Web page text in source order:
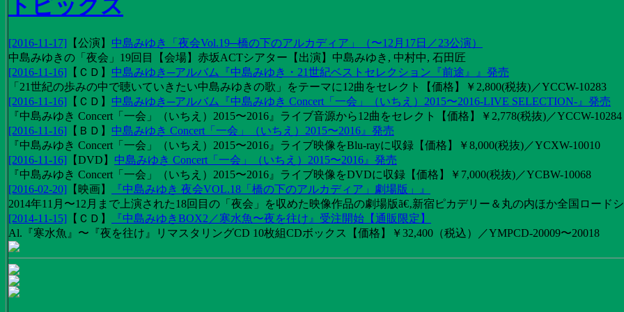
トピックス
[2016-11-17] 【公演】 中島みゆき「夜会Vol.19─橋の下のアルカディア」（〜12月17日／23公演）
中島みゆきの「夜会」19回目【会場】赤坂ACTシアター【出演】中島みゆき, 中村中, 石田匠
[2016-11-16] 【 ＣＤ 】 中島みゆき─アルバム『中島みゆき・21世紀ベストセレクション『前途』』発売
「21世紀の歩みの中で聴いていきたい中島みゆきの歌」をテーマに12曲をセレクト【価格】￥2,800(税抜)／YCCW-10283
[2016-11-16] 【 ＣＤ 】 中島みゆき─アルバム『中島みゆき Concert「一会」（いちえ）2015〜2016-LIVE SELECTION-』発売
『中島みゆき Concert「一会」（いちえ）2015〜2016』ライブ音源から12曲をセレクト【価格】￥2,778(税抜)／YCCW-10284
[2016-11-16] 【 ＢＤ 】 中島みゆき Concert「一会」（いちえ）2015〜2016』発売
『中島みゆき Concert「一会」（いちえ）2015〜2016』ライブ映像をBlu-rayに収録【価格】￥8,000(税抜)／YCXW-10010
[2016-11-16] 【DVD 】 中島みゆき Concert「一会」（いちえ）2015〜2016』発売
『中島みゆき Concert「一会」（いちえ）2015〜2016』ライブ映像をDVDに収録【価格】￥7,000(税抜)／YCBW-10068
[2016-02-20] 【 映画】
『中島みゆき 夜会VOL.18「橋の下のアルカディア」劇場版」』
2014年11月〜12月まで上演された18回目の「夜会」を収めた映像作品の劇場版ã€‚新宿ピカデリー＆丸の内ほか全国ロード
[2014-11-15] 【 ＣＤ 】
『中島みゆきBOX2／寒水魚〜夜を往け』受注開始【通販限定】
Al.『寒水魚』〜『夜を往け』リマスタリングCD 10枚組CDボックス【価格】￥32,400（税込）／YMPCD-20009〜20018